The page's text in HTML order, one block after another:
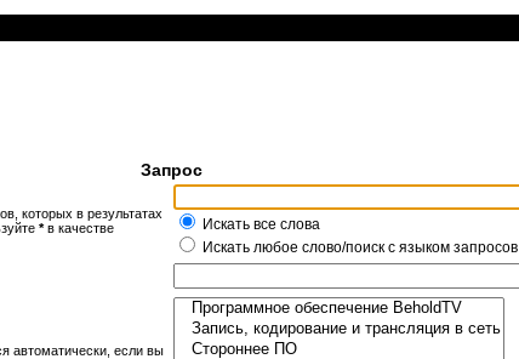
Запрос
которых в результатах
*в качестве
Искать все слова
Искать любое слово/поиск с языком запросов
автоматически, если вы